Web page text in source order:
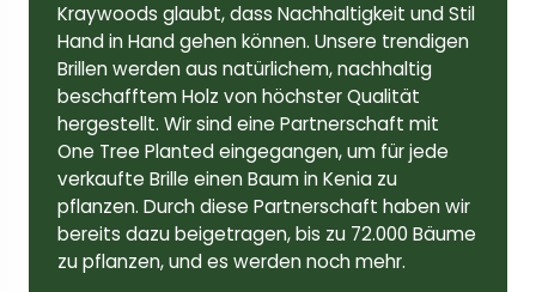
Kraywoods glaubt, dass Nachhaltigkeit und Stil
Hand in Hand gehen können. Unsere trendigen
Brillen werden aus natürlichem, nachhaltig
beschafftem Holz von höchster Qualität
hergestellt. Wir sind eine Partnerschaft mit
One Tree Planted eingegangen, um für jede
verkaufte Brille einen Baum in Kenia zu
pflanzen. Durch diese Partnerschaft haben wir
bereits dazu beigetragen, bis zu 72.000 Bäume
zu pflanzen, und es werden noch mehr.